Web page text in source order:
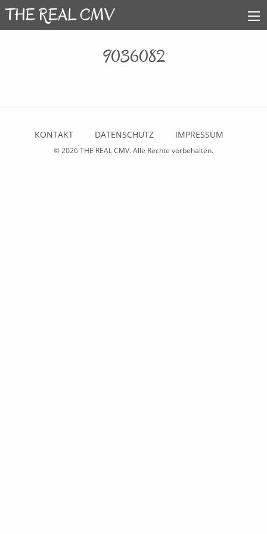
9036082
KONTAKT DATENSCHUTZ IMPRESSUM
© 2026THE REAL CMV. Alle Rechte vorbehalten.